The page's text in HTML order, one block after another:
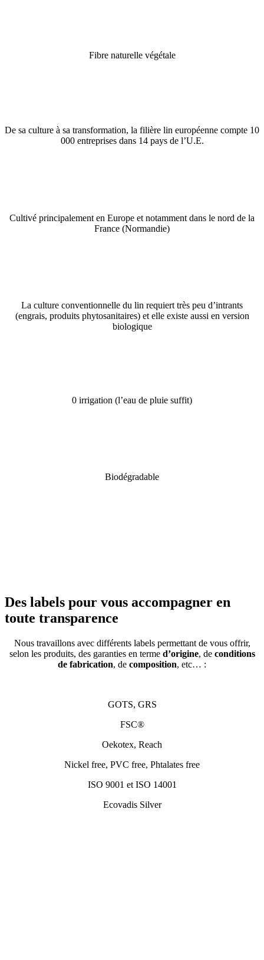
Fibre naturelle végétale
De sa culture à sa transformation, la filière lin européenne compte 10
000 entreprises dans 14 pays de l’U.E.
Cultivé principalement en Europe et notamment dans le nord de la
France (Normandie)
La culture conventionnelle du lin requiert très peu d’intrants
(engrais, produits phytosanitaires) et elle existe aussi en version
biologique
0 irrigation (l’eau de pluie suffit)
Biodégradable
Des labels pour vous accompagner en
toute transparence
Nous travaillons avec différents labels permettant de vous offrir,
selon les produits, des garanties en terme d’origine, de conditions
de fabrication, de composition, etc… :
GOTS, GRS
FSC®
Oekotex, Reach
Nickel free, PVC free, Phtalates free
ISO 9001 et ISO 14001
Ecovadis Silver